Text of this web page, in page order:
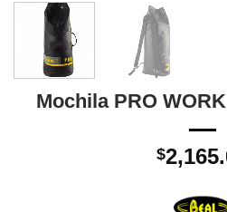
Mochila PRO
$